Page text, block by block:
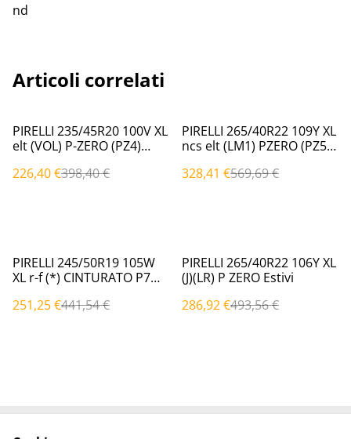
nd
Articoli correlati
%
PIRELLI 235/45R20 100V XL
elt (VOL) P-ZERO (PZ4)
226,40 €398,40 €
%
PIRELLI 265/40R22 109Y XL
ncs elt (LM1) PZERO (PZ5)
328,41 €569,69 €
%
PIRELLI 245/50R19 105W
XL r-f (*) CINTURATO P7
251,25 €441,54 €
%
PIRELLI 265/40R22 106Y XL
(J)(LR) P ZERO Estivi
286,92 €493,56 €